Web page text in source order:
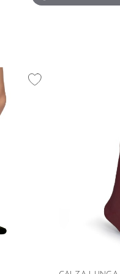
favorite_border